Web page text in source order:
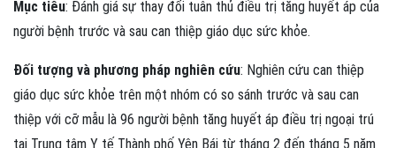
Mục tiêu: Đánh giá sự thay đổi tuân thủ điều trị tăng huyết áp của
người bệnh trước và sau can thiệp giáo dục sức khỏe.
Đối tượng và phương pháp nghiên cứu: Nghiên cứu can thiệp
giáo dục sức khỏe trên một nhóm có so sánh trước và sau can
thiệp với cỡ mẫu là 96 người bệnh tăng huyết áp điều trị ngoại trú
tại Trung tâm Y tế Thành phố Yên Bái từ tháng 2 đến tháng 5 năm